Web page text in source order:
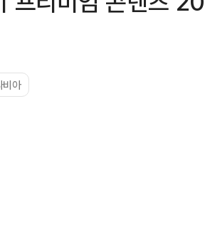
비아